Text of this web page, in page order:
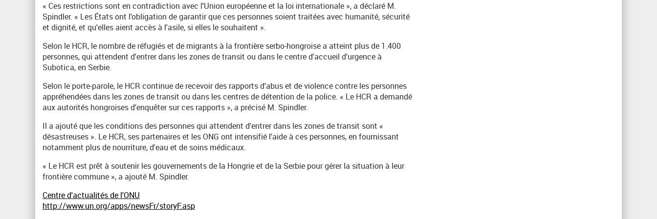
« Ces restrictions sont en contradiction avec l'Union européenne et la loi internationale », a déclaré M.
Spindler. « Les États ont l'obligation de garantir que ces personnes soient traitées avec humanité, sécurité
et dignité, et qu'elles aient accès à l'asile, si elles le souhaitent ».
Selon le HCR, le nombre de réfugiés et de migrants à la frontière serbo-hongroise a atteint plus de 1.400
personnes, qui attendent d'entrer dans les zones de transit ou dans le centre d'accueil d'urgence à
Subotica, en Serbie.
Selon le porte-parole, le HCR continue de recevoir des rapports d'abus et de violence contre les personnes
appréhendées dans les zones de transit ou dans les centres de détention de la police. « Le HCR a demandé
aux autorités hongroises d'enquêter sur ces rapports », a précisé M. Spindler.
Il a ajouté que les conditions des personnes qui attendent d'entrer dans les zones de transit sont «
désastreuses ». Le HCR, ses partenaires et les ONG ont intensifié l'aide à ces personnes, en fournissant
notamment plus de nourriture, d'eau et de soins médicaux.
« Le HCR est prêt à soutenir les gouvernements de la Hongrie et de la Serbie pour gérer la situation à leur
frontière commune », a ajouté M. Spindler.
Centre d'actualités de l'ONU
http://www.un.org/apps/newsFr/storyF.asp